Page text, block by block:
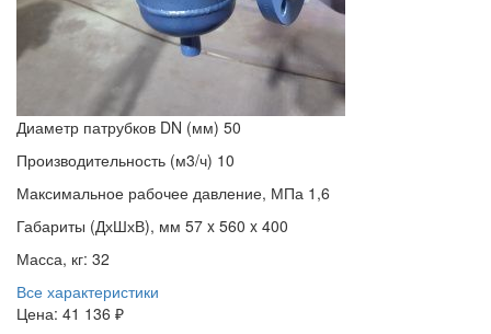
Диаметр патрубков DN (мм) 50
Производительность (м3/ч) 10
Максимальное рабочее давление, МПа 1,6
Габариты (ДхШхВ), мм 57 x 560 x 400
Масса, кг: 32
Все характеристики
Цена: 41 136 ₽